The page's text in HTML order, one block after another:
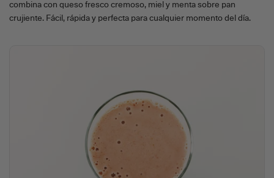
combina con queso fresco cremoso, miel y menta sobre pan
crujiente. Fácil, rápida y perfecta para cualquier momento del día.